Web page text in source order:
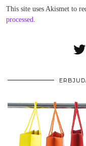
This site uses Akismet to
processed.